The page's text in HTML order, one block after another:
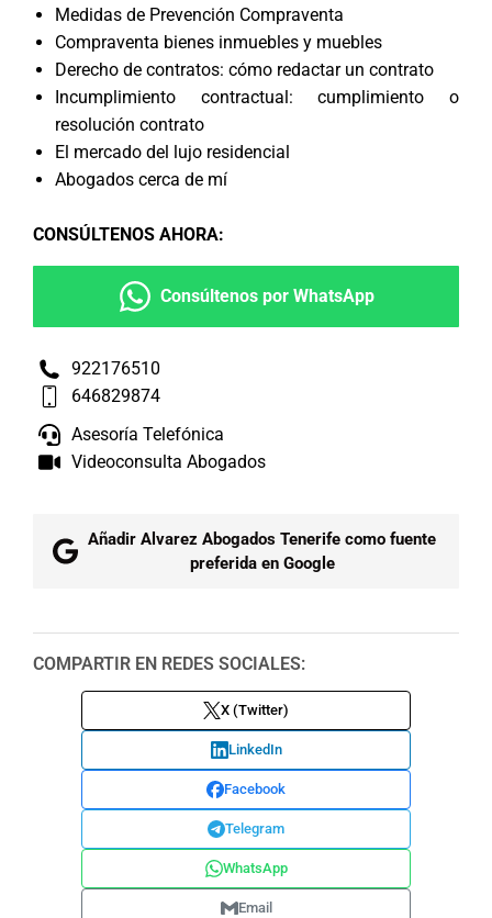
Medidas de Prevención Compraventa
Compraventa bienes inmuebles y muebles
Derecho de contratos: cómo redactar un contrato
Incumplimiento contractual: cumplimiento o
resolución contrato
El mercado del lujo residencial
Abogados cerca de mí
CONSÚLTENOS AHORA:
Consúltenos por WhatsApp
922176510
646829874
Asesoría Telefónica
Videoconsulta Abogados
Añadir Alvarez Abogados Tenerife como fuente
preferida en Google
COMPARTIR EN REDES SOCIALES:
X (Twitter)
LinkedIn
Facebook
Telegram
WhatsApp
Email